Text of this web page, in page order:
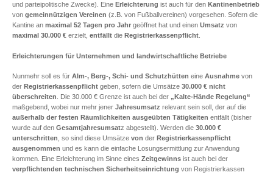
und parteipolitische Zwecke). Eine Erleichterung ist auch für den Kantinenbetrieb
von gemeinnützigen Vereinen (z.B. von Fußballvereinen) vorgesehen. Sofern die
Kantine an maximal 52 Tagen pro Jahr geöffnet hat und einen Umsatz von
maximal 30.000 € erzielt, entfällt die Registrierkassenpflicht
Erleichterungen für Unternehmen und landwirtschaftliche Betriebe
Nunmehr soll es für Alm-, Berg-, Schi- und Schutzhütten eine Ausnahme von
der Registrierkassenpflicht geben, sofern die Umsätze 30.000 € nicht
überschreiten . Die 30.000 € Grenze ist auch bei der „Kalte-Hände Regelung“
maßgebend, wobei nur mehr jener Jahresumsatz relevant sein soll, der auf die
außerhalb der festen Räumlichkeiten ausgeübten Tätigkeiten entfällt (bisher
wurde auf den Gesamtjahresumsatz abgestellt). Werden die 30.000 €
unterschritten , so sind diese Umsätze von der Registrierkassenpflicht
ausgenommen und es kann die einfache Losungsermittlung zur Anwendung
kommen. Eine Erleichterung im Sinne eines Zeitgewinns ist auch bei der
verpflichtenden technischen Sicherheitseinrichtung von Registrierkassen